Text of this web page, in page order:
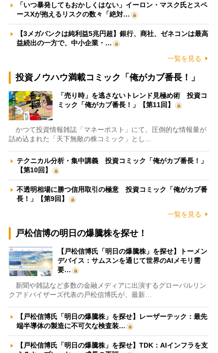
「いつ暴発してもおかしくはない」イーロン・マスク氏とスペ
ースXが抱えるリスクの数々「絶対…
【3メガバンクは純利益5兆円超】銀行、商社、ゼネコンは最高
益続出の一方で、中小企業・…
一覧を見る
投資ノウハウ満載コミック「俺がカブ番長！」
「売り時」を逃さないトレンド見極め術 投資コ
ミック「俺がカブ番長！」【第11回】
かつて投資情報雑誌「マネーポスト」にて、圧倒的な情報量が
詰め込まれた「天下無敵の株コミック」とし…
テクニカル分析・集中講義 投資コミック「俺がカブ番長！」
【第10回】
不透明相場に勝つ信用取引の極意 投資コミック「俺がカブ番
長！」【第9回】
一覧を見る
戸松信博の明日の爆騰株を探せ！
【戸松信博氏「明日の爆騰株」を探せ】トーメン
デバイス：サムスンを通じて世界のAIメモリ需
要…
新聞や雑誌など多数の金融メディアに出演するグローバルリン
クアドバイザーズ代表の戸松信博氏が、最新…
【戸松信博氏「明日の爆騰株」を探せ】レーザーテック：最先
端半導体の製造に不可欠な検査装…
【戸松信博氏「明日の爆騰株」を探せ】TDK：AIインフラを支